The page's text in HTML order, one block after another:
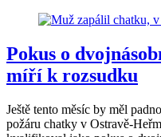
Pokus o
míří k rozsudku
Ještě tento měsíc by měl
požáru chatky v Ostravě-